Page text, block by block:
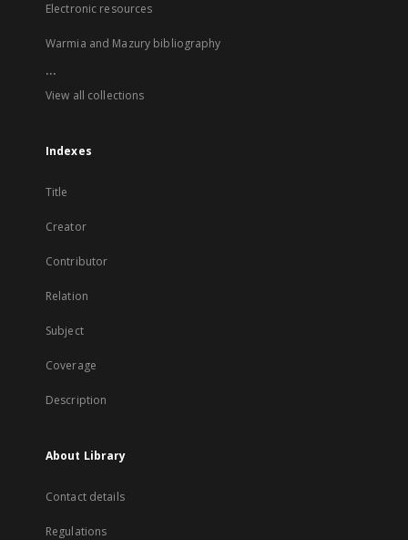
Electronic resources
Warmia and Mazury bibliography
...
View all collections
Indexes
Title
Creator
Contributor
Relation
Subject
Coverage
Description
About Library
Contact details
Regulations